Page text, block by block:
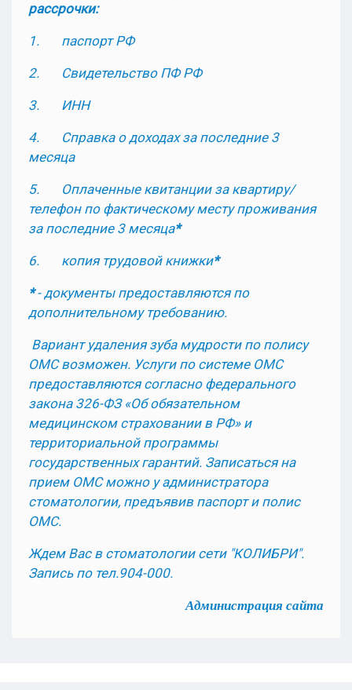
рассрочки:
1. паспорт РФ
2. Свидетельство ПФ РФ
3. ИНН
4.
Справка о доходах за последние 3
месяца
5.
Оплаченные квитанции за квартиру/
телефон по фактическому месту проживания
за последние 3 месяца*
6. копия трудовой книжки*
*- документы предоставляются по
дополнительному требованию.
Вариант удаления зуба мудрости по полису
ОМС возможен. Услуги по системе ОМС
предоставляются согласно федерального
закона 326-ФЗ «Об обязательном
медицинском страховании в РФ» и
территориальной программы
государственных гарантий. Записаться на
прием ОМС можно у администратора
стоматологии, предъявив паспорт и полис
ОМС.
Ждем Вас в стоматологии сети "КОЛИБРИ".
Запись по тел.904-000.
Администрация сайта